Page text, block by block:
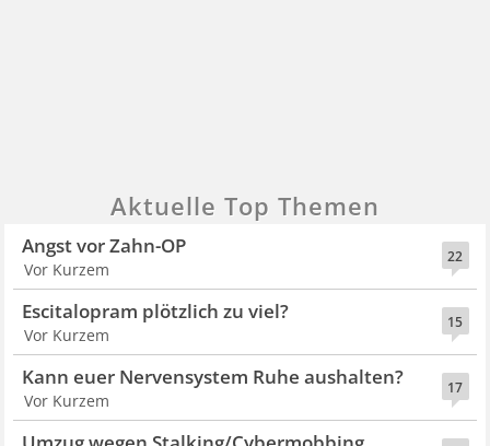
Aktuelle Top Themen
22
Angst vor Zahn-OP
Vor Kurzem
15
Escitalopram plötzlich zu viel?
Vor Kurzem
17
Kann euer Nervensystem Ruhe aushalten?
Vor Kurzem